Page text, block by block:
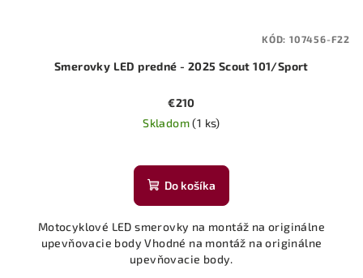
Smerovky LED predné - 2025 Scout 101/Sport
€210
Skladom(1 ks)
Do košíka
Motocyklové LED smerovky na montáž na originálne
upevňovacie body Vhodné na montáž na originálne
upevňovacie body.
KÓD: 107456-F22